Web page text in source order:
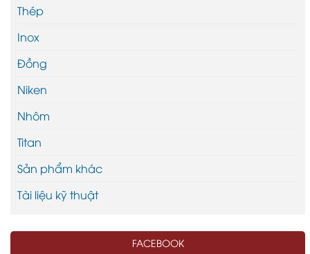
Thép
Inox
Đồng
Niken
Nhôm
Titan
Sản phẩm khác
Tài liệu kỹ thuật
FACEBOOK